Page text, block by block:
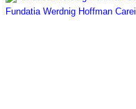
Fundatia Werdnig Hoffman Carei